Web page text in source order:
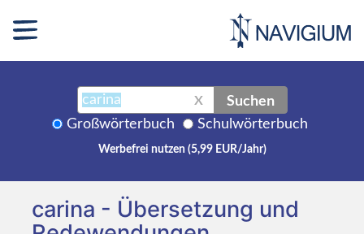
X Suchen
Großwörterbuch Schulwörterbuch
Werbefrei nutzen (5,99 EUR/Jahr)
carina - Übersetzung und